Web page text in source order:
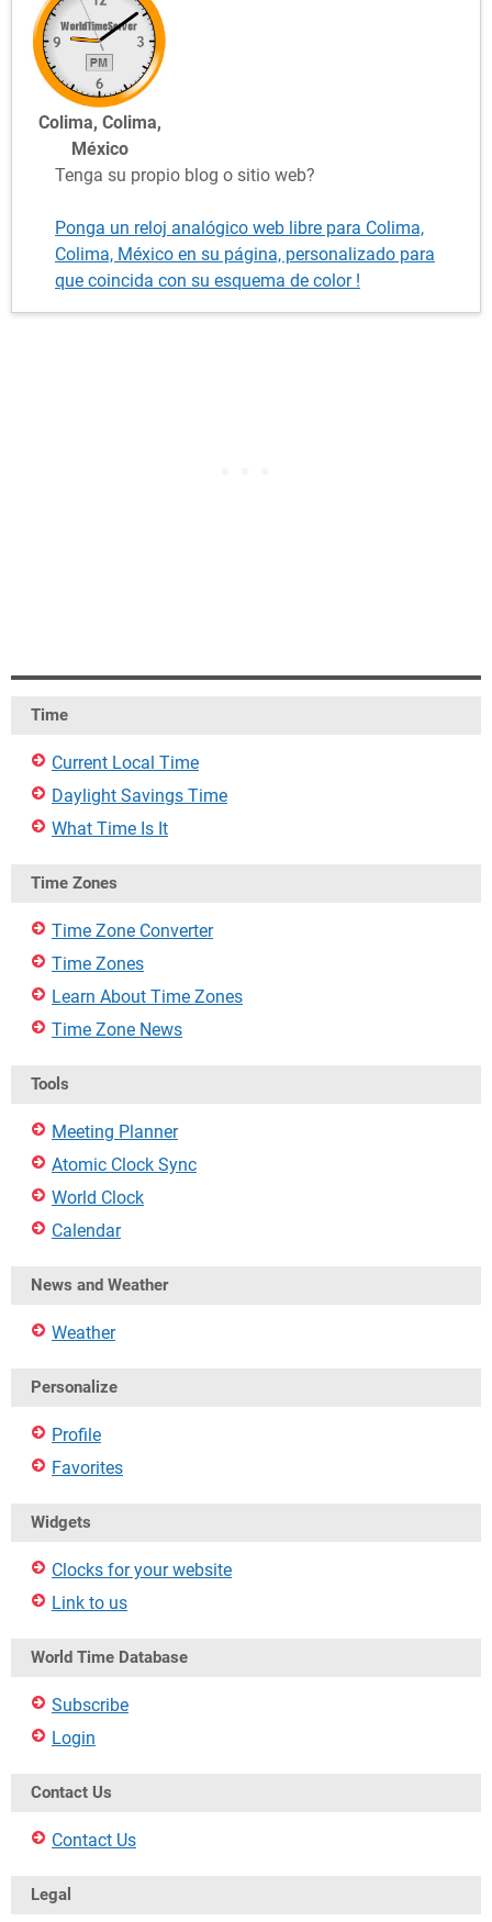
Colima, Colima,
México
Tenga su propio blog o sitio web?
Ponga un reloj analógico web libre para Colima,
Colima, México en su página, personalizado para
que coincida con su esquema de color !
Time
Current Local Time
Daylight Savings Time
What Time Is It
Time Zones
Time Zone Converter
Time Zones
Learn About Time Zones
Time Zone News
Tools
Meeting Planner
Atomic Clock Sync
World Clock
Calendar
News and Weather
Weather
Personalize
Profile
Favorites
Widgets
Clocks for your website
Link to us
World Time Database
Subscribe
Login
Contact Us
Contact Us
Legal